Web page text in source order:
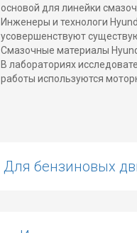
основой для линейки
Инженеры и технологи
усовершенствуют
Смазочные материалы
В лабораториях
работы используются
Для бензиновых